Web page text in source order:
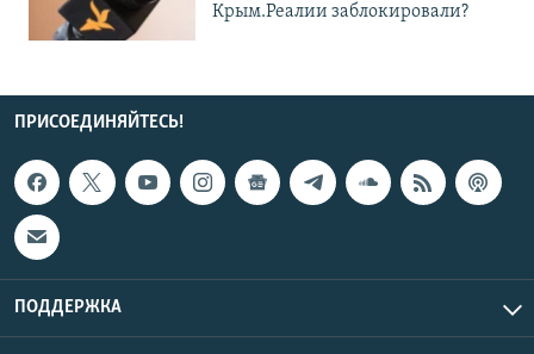
Крым.Реалии заблокировали?
ПРИСОЕДИНЯЙТЕСЬ!
ПОДДЕРЖКА